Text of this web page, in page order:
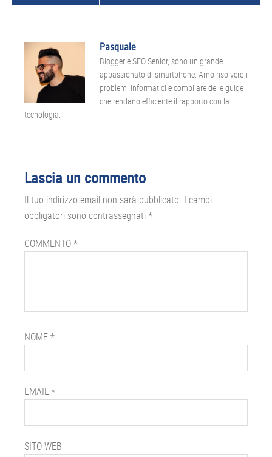
Pasquale
Blogger e SEO Senior, sono un grande
appassionato di smartphone. Amo risolvere i
problemi informatici e compilare delle guide
che rendano efficiente il rapporto con la
tecnologia.
Interazioni
del
lettore
Lascia un commento
Il tuo indirizzo email non sarà pubblicato. I campi
obbligatori sono contrassegnati *
COMMENTO*
NOME*
EMAIL*
SITO WEB